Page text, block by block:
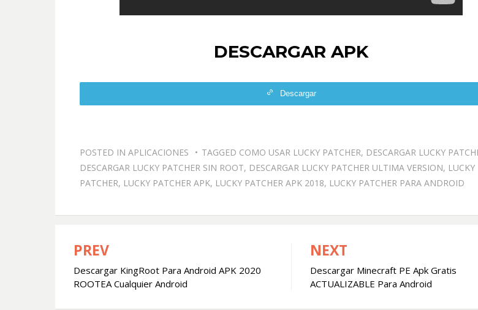
DESCARGAR APK
Descargar
POSTED IN APLICACIONES TAGGED COMO USAR LUCKY PATCHER, DESCARGAR LUCKY
DESCARGAR LUCKY PATCHER SIN ROOT, DESCARGAR LUCKY PATCHER ULTIMA VERSION, LUCKY
PATCHER, LUCKY PATCHER APK, LUCKY PATCHER APK 2018, LUCKY PATCHER PARA ANDROID
Navegación
de
PREV
Descargar KingRoot Para Android APK 2020
ROOTEA Cualquier Android
NEXT
Descargar Minecraft PE Apk Gratis
ACTUALIZABLE Para Android